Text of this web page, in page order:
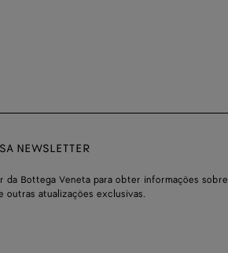
NEWSLETTER
da Bottega Veneta para obter informações sobre
outras atualizações exclusivas.